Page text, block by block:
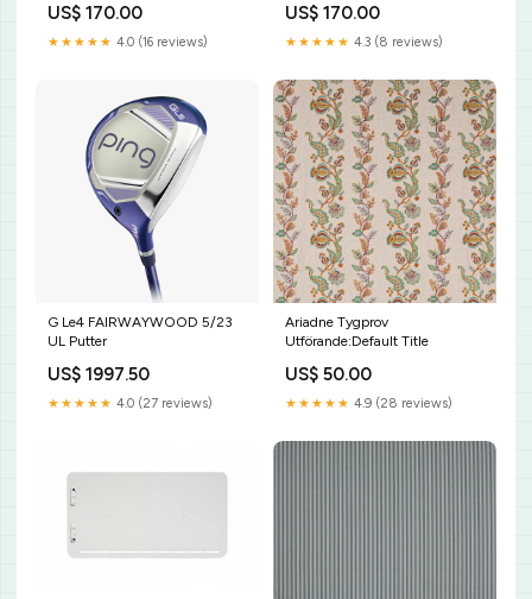
US$ 170.00
★★★★★ 4.0 (16 reviews)
US$ 170.00
★★★★★ 4.3 (8 reviews)
G Le4 FAIRWAYWOOD 5/23
UL Putter
US$ 1997.50
★★★★★ 4.0 (27 reviews)
Ariadne Tygprov
Utförande:Default Title
US$ 50.00
★★★★★ 4.9 (28 reviews)